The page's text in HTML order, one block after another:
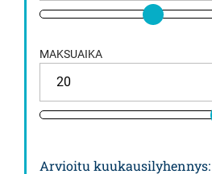
MAKSUAIKA
Arvioitu kuukausilyhennys: